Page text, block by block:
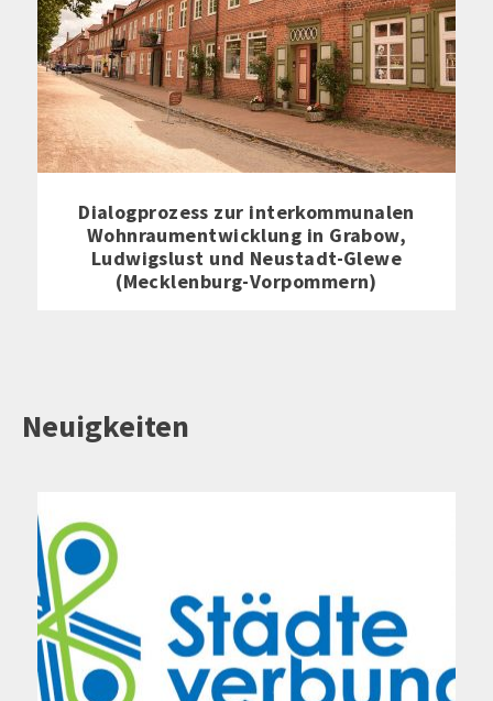
Dialogprozess zur interkommunalen
Wohnraumentwicklung in Grabow,
Ludwigslust und Neustadt-Glewe
(Mecklenburg-Vorpommern)
Neuigkeiten